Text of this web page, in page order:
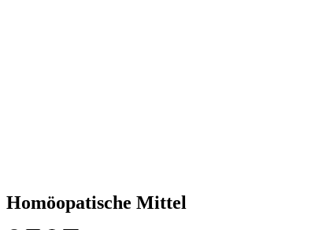
Homöopatische Mittel